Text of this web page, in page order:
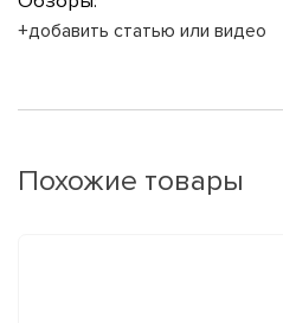
+добавить статью или видео
Похожие товары